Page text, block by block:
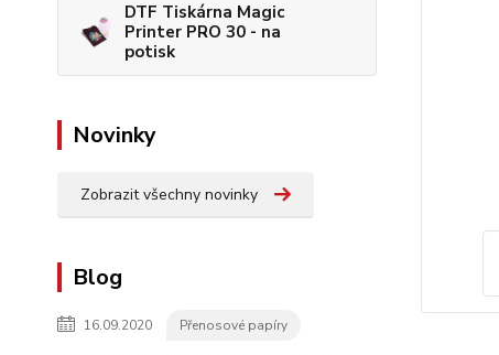
DTF Tiskárna Magic
Printer PRO 30 - na
potisk
Novinky
Zobrazit všechny novinky
Blog
16.09.2020 Přenosové papíry